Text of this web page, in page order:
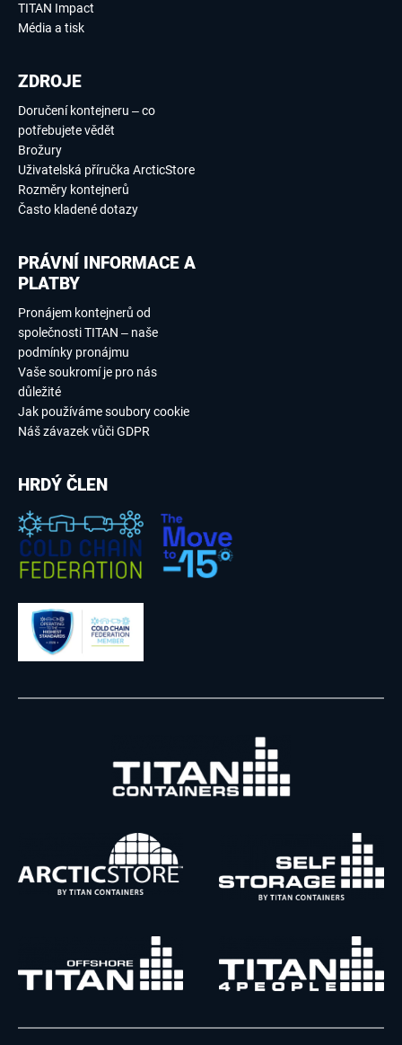
TITAN Impact
Média a tisk
ZDROJE
Doručení kontejneru – co
potřebujete vědět
Brožury
Uživatelská příručka ArcticStore
Rozměry kontejnerů
Často kladené dotazy
PRÁVNÍ INFORMACE A
PLATBY
Pronájem kontejnerů od
společnosti TITAN – naše
podmínky pronájmu
Vaše soukromí je pro nás
důležité
Jak používáme soubory cookie
Náš závazek vůči GDPR
HRDÝ ČLEN